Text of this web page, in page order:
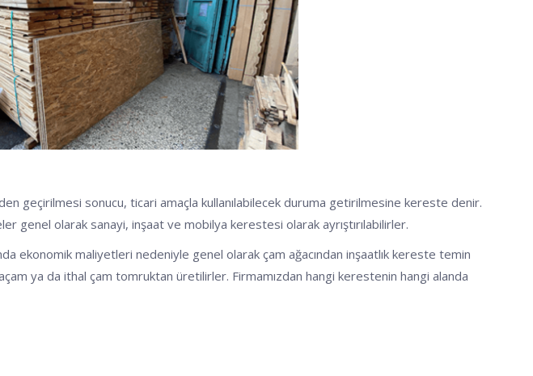
geçirilmesi sonucu, ticari amaçla kullanılabilecek duruma getirilmesine kereste denir.
genel olarak sanayi, inşaat ve mobilya kerestesi olarak ayrıştırılabilirler.
ekonomik maliyetleri nedeniyle genel olarak çam ağacından inşaatlık kereste temin
ya da ithal çam tomruktan üretilirler. Firmamızdan hangi kerestenin hangi alanda